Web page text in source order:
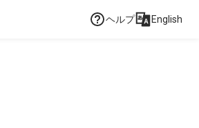
ヘルプ English